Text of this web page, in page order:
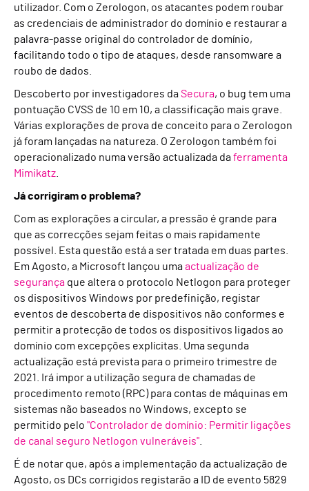
utilizador. Com o Zerologon, os atacantes podem roubar
as credenciais de administrador do domínio e restaurar a
palavra-passe original do controlador de domínio,
facilitando todo o tipo de ataques, desde ransomware a
roubo de dados.
Descoberto por investigadores daSecura, o bug tem uma
pontuação CVSS de 10 em 10, a classificação mais grave.
Várias explorações de prova de conceito para o Zerologon
já foram lançadas na natureza. O Zerologon também foi
operacionalizado numa versão actualizada daferramenta
Mimikatz
Já corrigiram o problema?
Com as explorações a circular, a pressão é grande para
que as correcções sejam feitas o mais rapidamente
possível. Esta questão está a ser tratada em duas partes.
Em Agosto, a Microsoft lançou umaactualização de
segurança que altera o protocolo Netlogon para proteger
os dispositivos Windows por predefinição, registar
eventos de descoberta de dispositivos não conformes e
permitir a protecção de todos os dispositivos ligados ao
domínio com excepções explícitas. Uma segunda
actualização está prevista para o primeiro trimestre de
2021. Irá impor a utilização segura de chamadas de
procedimento remoto (RPC) para contas de máquinas em
sistemas não baseados no Windows, excepto se
permitido pelo "Controlador de domínio: Permitir ligações
de canal seguro Netlogon vulneráveis"
É de notar que, após a implementação da actualização de
Agosto, os DCs corrigidos registarão a ID de evento 5829